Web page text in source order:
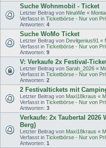
Suche Wohnmobil - Ticket
Letzter Beitrag von NinaWie «
Verfasst in Ticketbörse - Nur von
Antworten: 4
Suche WoMo Ticket
Letzter Beitrag von Devilgenius91 «
Verfasst in Ticketbörse - Nur von
Antworten: 9
V: Verkaufe 2x Festival-
Letzter Beitrag von Sarah_2026 «
Verfasst in Ticketbörse - Nur von
Antworten: 2
2 Festivaltickets mit
Letzter Beitrag von Maxi18kraus «
Verfasst in Ticketbörse - Nur von
Antworten: 3
Verkaufe: 2x Taubertal
Berg)
Letzter Beitrag von Maxi18kraus «
Verfasst in Ticketbörse - Nur von
Antworten: 1